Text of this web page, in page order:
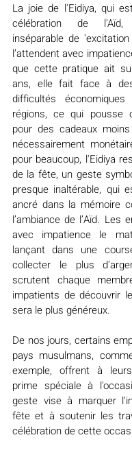
La joie de l'Eidiya, qui
célébration de
inséparable de
l’attendent avec
que cette pratique ait
ans, elle fait face à
difficultés
régions, ce qui pousse
pour des cadeaux
nécessairement
pour beaucoup, l'Eidiya
de la fête, un geste
presque inaltérable, qui
ancré dans la mémoire
l’ambiance de l’Aïd. Les
avec impatience le
lançant dans une
collecter le plus
scrutent chaque
impatients de découvrir
sera le plus généreux.
De nos jours, certains
pays musulmans,
exemple, offrent à
prime spéciale à
geste vise à marquer
fête et à soutenir les
célébration de cette